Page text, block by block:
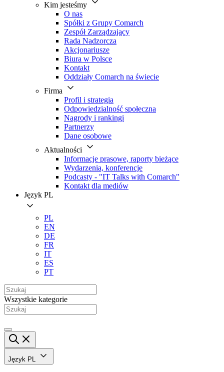
Kim jesteśmy
O nas
Spółki z Grupy Comarch
Zespół Zarządzający
Rada Nadzorcza
Akcjonariusze
Biura w Polsce
Kontakt
Oddziały Comarch na świecie
Firma
Profil i strategia
Odpowiedzialność społeczna
Nagrody i rankingi
Partnerzy
Dane osobowe
Aktualności
Informacje prasowe, raporty bieżące
Wydarzenia, konferencje
Podcasty - "IT Talks with Comarch"
Kontakt dla mediów
Język PL
PL
EN
DE
FR
IT
ES
PT
Wszystkie kategorie
Język PL